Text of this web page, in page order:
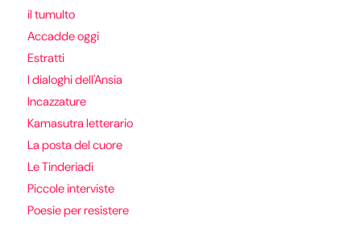
il tumulto
Accadde oggi
Estratti
I dialoghi dell'Ansia
Incazzature
Kamasutra letterario
La posta del cuore
Le Tinderiadi
Piccole interviste
Poesie per resistere